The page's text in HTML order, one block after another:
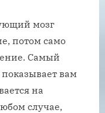
мозг
потом само
Самый
вам
на
случае,